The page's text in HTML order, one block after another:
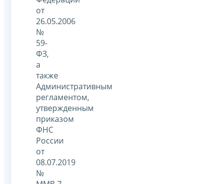
от
26.05.2006
№
59-
ФЗ,
а
также
Административным
регламентом,
утвержденным
приказом
ФНС
России
от
08.07.2019
№